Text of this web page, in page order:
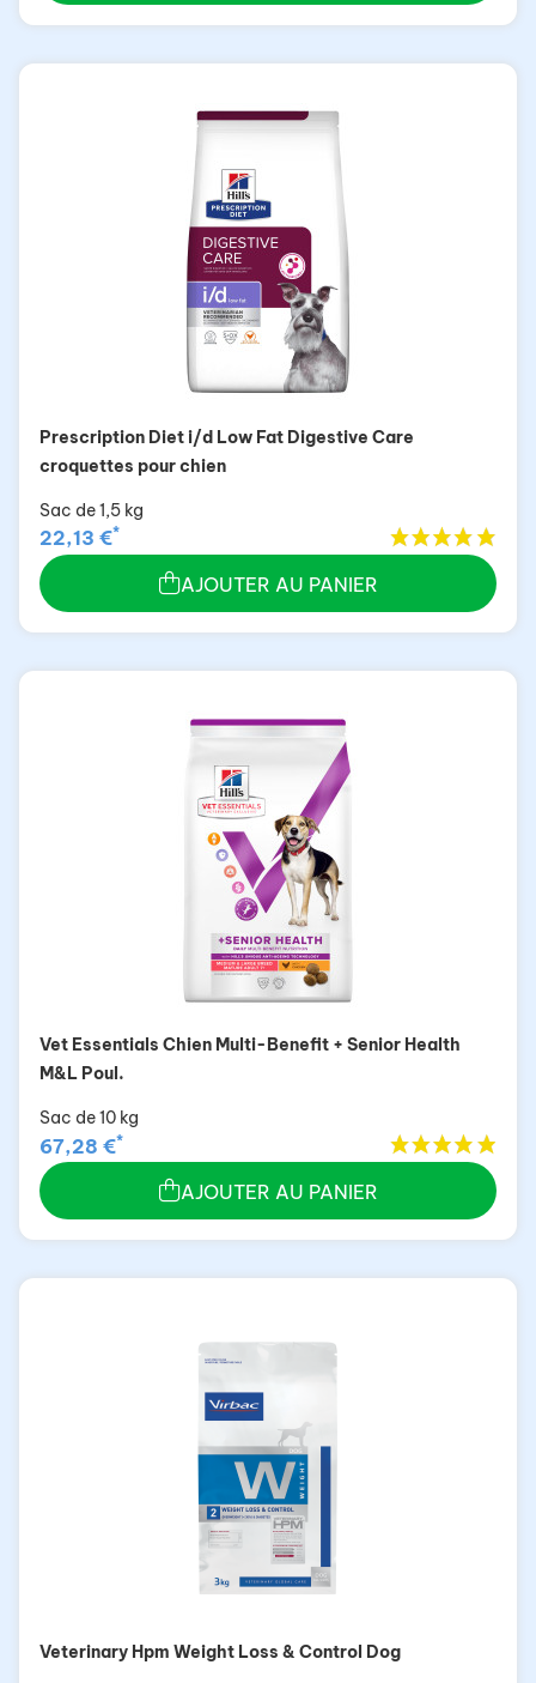
Prescription Diet i/d Low Fat Digestive Care
croquettes pour chien
Sac de 1,5 kg
22,13 €*
AJOUTER AU PANIER
Vet Essentials Chien Multi-Benefit + Senior Health
M&L Poul.
Sac de 10 kg
67,28 €*
AJOUTER AU PANIER
Veterinary Hpm Weight Loss & Control Dog